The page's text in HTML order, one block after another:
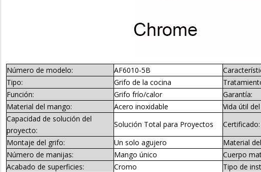
Número de modelo: AF6010-5B
Tipo:
Grifo de la cocina
Función:
Grifo frío/calor
Garantía:
Material del mango:
Acero inoxidable
Vida útil
Capacidad de solución del
proyecto:
Solución Total para Proyectos
Certificado:
Montaje del grifo:
Un solo agujero
Material
Número de manijas:
Mango único
Cuerpo
Acabado de superficies:
Cromo
Tipo de